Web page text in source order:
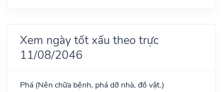
Xem ngày tốt xấu theo trực
11/08/2046
Phá (Nên chữa bệnh, phá dỡ nhà, đồ vật.)